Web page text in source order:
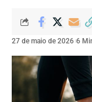
27 de maio de 2026 6